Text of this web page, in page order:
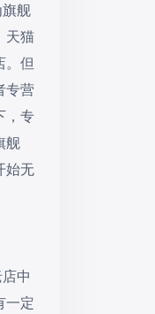
舰
天猫
。但
专营
，专
舰
始无
中
一定